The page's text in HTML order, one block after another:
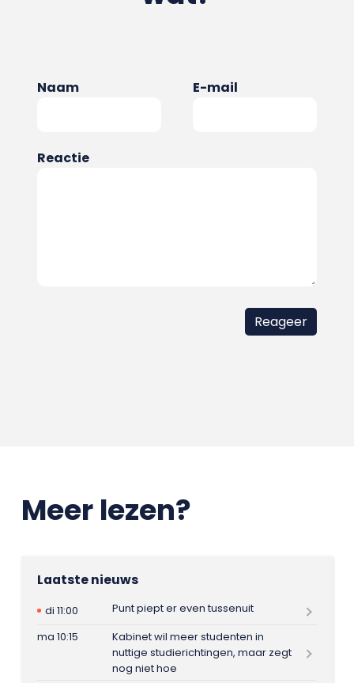
Naam E-mail
Reactie
Meer lezen?
Laatste nieuws
di 11:00
Punt piept er even tussenuit
ma 10:15
Kabinet wil meer studenten in
nuttige studierichtingen, maar zegt
nog niet hoe